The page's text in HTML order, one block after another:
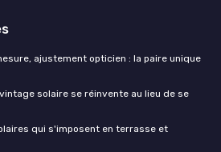
ajustement opticien : la paire unique
solaire se réinvente au lieu de se
qui s'imposent en terrasse et